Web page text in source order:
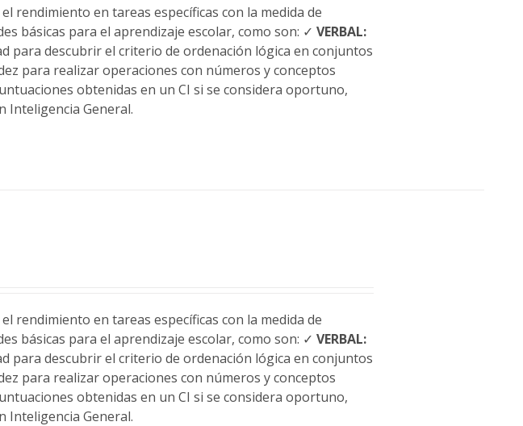
rendimiento en tareas específicas con la medida de
básicas para el aprendizaje escolar, como son: ✓VERBAL:
para descubrir el criterio de ordenación lógica en conjuntos
para realizar operaciones con números y conceptos
obtenidas en un CI si se considera oportuno,
Inteligencia General.
rendimiento en tareas específicas con la medida de
básicas para el aprendizaje escolar, como son: ✓VERBAL:
para descubrir el criterio de ordenación lógica en conjuntos
para realizar operaciones con números y conceptos
obtenidas en un CI si se considera oportuno,
Inteligencia General.